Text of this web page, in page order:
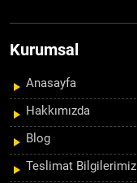
Kurumsal
Anasayfa
Hakkımızda
Blog
Teslimat Bilgilerimiz